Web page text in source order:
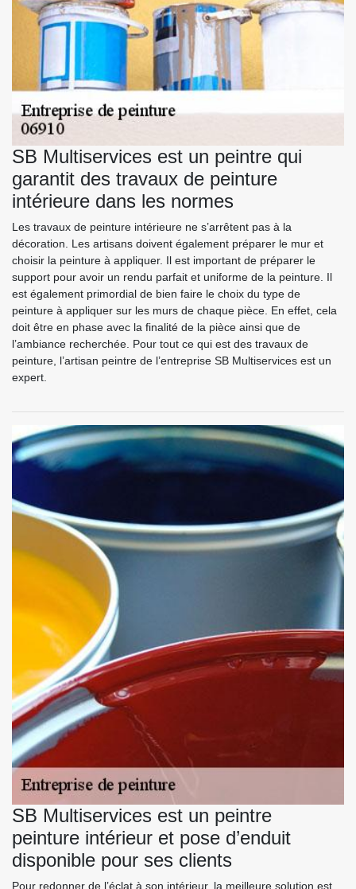
SB Multiservices est un peintre qui
garantit des travaux de peinture
intérieure dans les normes
Les travaux de peinture intérieure ne s’arrêtent pas à la
décoration. Les artisans doivent également préparer le mur et
choisir la peinture à appliquer. Il est important de préparer le
support pour avoir un rendu parfait et uniforme de la peinture. Il
est également primordial de bien faire le choix du type de
peinture à appliquer sur les murs de chaque pièce. En effet, cela
doit être en phase avec la finalité de la pièce ainsi que de
l’ambiance recherchée. Pour tout ce qui est des travaux de
peinture, l’artisan peintre de l’entreprise SB Multiservices est un
expert.
SB Multiservices est un peintre
peinture intérieur et pose d’enduit
disponible pour ses clients
Pour redonner de l’éclat à son intérieur, la meilleure solution est